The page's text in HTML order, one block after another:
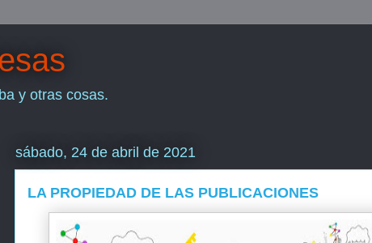
y otras cosas.
sábado, 24 de abril de 2021
LA PROPIEDAD DE LAS PUBLICACIONES